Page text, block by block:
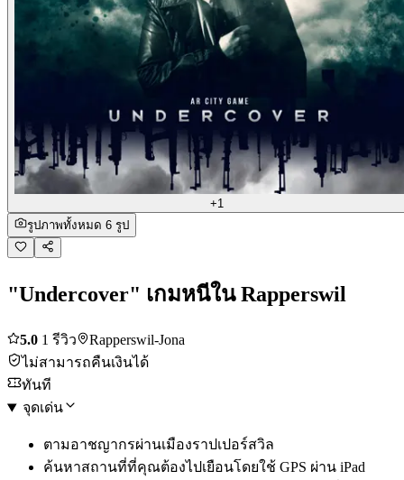
+1
รูปภาพทั้งหมด 6 รูป
"Undercover" เกมหนีใน Rapperswil
5.0 1 รีวิว
Rapperswil-Jona
ไม่สามารถคืนเงินได้
ทันที
จุดเด่น
ตามอาชญากรผ่านเมืองราปเปอร์สวิล
ค้นหาสถานที่ที่คุณต้องไปเยือนโดยใช้ GPS ผ่าน iPad